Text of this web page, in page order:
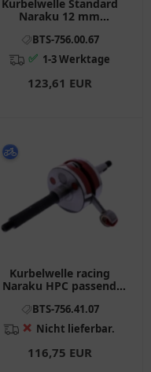
Kurbelwelle Standard
Naraku 12 mm
für: Derbi Senda, GPR
BTS-756.00.67
✅ 1-3 Werktage
123,61 EUR
Kurbelwelle racing
Naraku HPC passend
NRG, Derbi Atlantis, GP1
BTS-756.41.07
❌ Nicht lieferbar.
116,75 EUR